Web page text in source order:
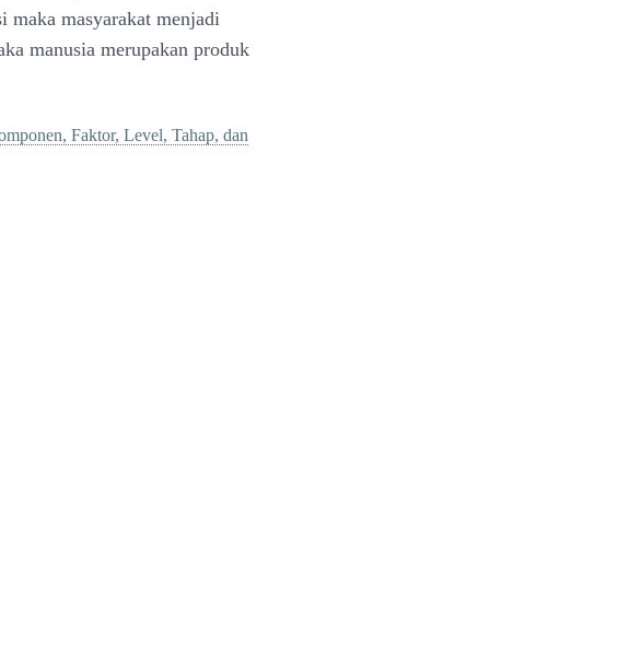
masyarakat menjadi
manusia merupakan produk
Faktor, Level, Tahap, dan